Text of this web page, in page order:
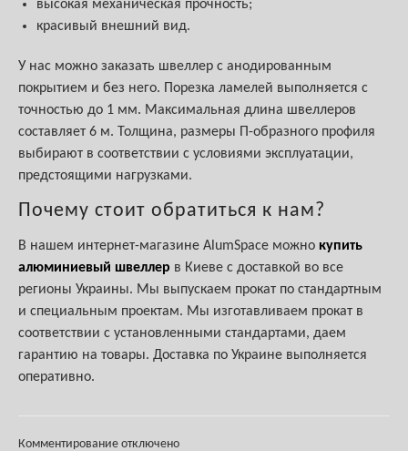
высокая механическая прочность;
красивый внешний вид.
У нас можно заказать швеллер с анодированным
покрытием и без него. Порезка ламелей выполняется с
точностью до 1 мм. Максимальная длина швеллеров
составляет 6 м. Толщина, размеры П-образного профиля
выбирают в соответствии с условиями эксплуатации,
предстоящими нагрузками.
Почему стоит обратиться к нам?
В нашем интернет-магазине AlumSpace можно купить
алюминиевый швеллер в Киеве с доставкой во все
регионы Украины. Мы выпускаем прокат по стандартным
и специальным проектам. Мы изготавливаем прокат в
соответствии с установленными стандартами, даем
гарантию на товары. Доставка по Украине выполняется
оперативно.
Комментирование отключено